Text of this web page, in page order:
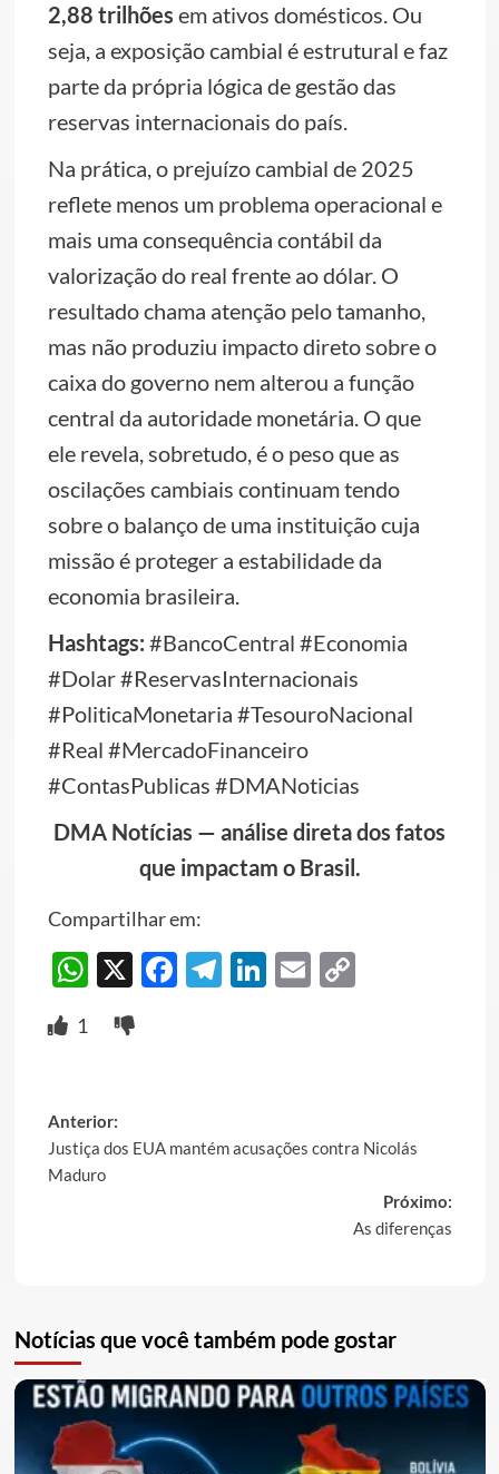
2,88 trilhões em ativos domésticos. Ou
seja, a exposição cambial é estrutural e faz
parte da própria lógica de gestão das
reservas internacionais do país.
Na prática, o prejuízo cambial de 2025
reflete menos um problema operacional e
mais uma consequência contábil da
valorização do real frente ao dólar. O
resultado chama atenção pelo tamanho,
mas não produziu impacto direto sobre o
caixa do governo nem alterou a função
central da autoridade monetária. O que
ele revela, sobretudo, é o peso que as
oscilações cambiais continuam tendo
sobre o balanço de uma instituição cuja
missão é proteger a estabilidade da
economia brasileira.
Hashtags: #BancoCentral #Economia
#Dolar #ReservasInternacionais
#PoliticaMonetaria #TesouroNacional
#Real #MercadoFinanceiro
#ContasPublicas #DMANoticias
DMA Notícias — análise direta dos fatos
que impactam o Brasil.
Compartilhar em:
WhatsApp
X Facebook
Telegram
LinkedIn
EmailCopy
1
Post
navigation
Anterior:
Justiça dos EUA mantém acusações contra Nicolás
Maduro
Próximo:
As diferenças
Notícias que você também pode gostar